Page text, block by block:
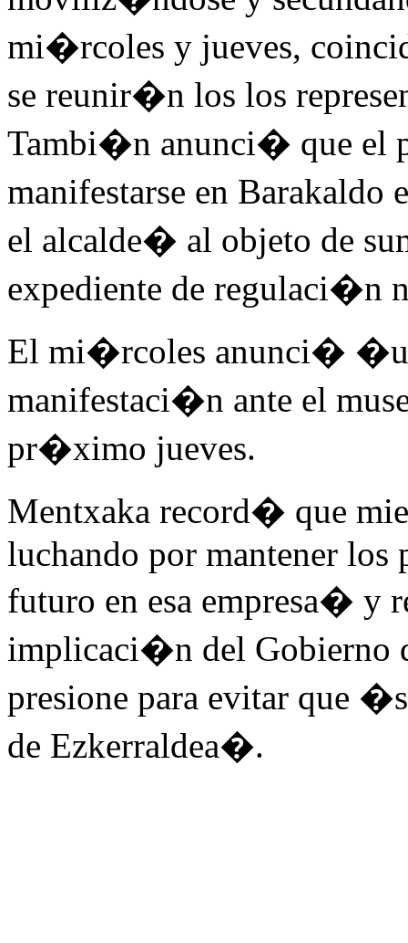
mi�rcoles y jueves,
se reunir�n los los
Tambi�n anunci� que el
manifestarse en
el alcalde� al objeto de
expediente de regulaci�n
El mi�rcoles anunci�
manifestaci�n ante el
pr�ximo jueves.
Mentxaka record� que
luchando por mantener los
futuro en esa empresa� y
implicaci�n del Gobierno
presione para evitar que
de Ezkerraldea�.